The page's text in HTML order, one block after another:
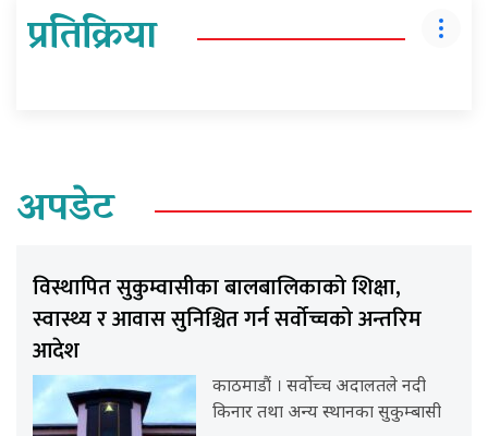
प्रतिक्रिया
अपडेट
विस्थापित सुकुम्वासीका बालबालिकाको शिक्षा,
स्वास्थ्य र आवास सुनिश्चित गर्न सर्वोच्चको अन्तरिम
आदेश
काठमाडौं । सर्वोच्च अदालतले नदी
किनार तथा अन्य स्थानका सुकुम्बासी